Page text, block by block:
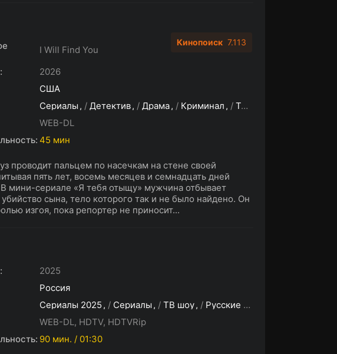
I Will Find You
2026
США
Сериалы / Детектив / Драма / Криминал / Триллер
WEB-DL
45 мин
проводит пальцем по насечкам на стене своей
пять лет, восемь месяцев и семнадцать дней
мини-сериале «Я тебя отыщу» мужчина отбывает
убийство сына, тело которого так и не было найдено. Он
изгоя, пока репортер не приносит...
Кинопоиск 7.113
2025
Россия
Сериалы 2025 / Сериалы / ТВ шоу / Русские сериалы
WEB-DL, HDTV, HDTVRip
90 мин. / 01:30